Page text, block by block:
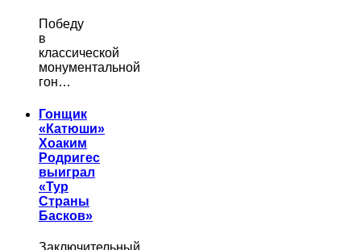
Победу
в
классической
монументальной
гон…
Гонщик
«Катюши»
Хоаким
Родригес
выиграл
«Тур
Страны
Басков»
Заключительный